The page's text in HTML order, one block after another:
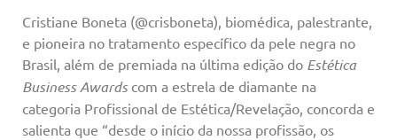
Cristiane Boneta (@crisboneta), biomédica, palestrante,
e pioneira no tratamento específico da pele negra no
Brasil, além de premiada na última edição do Estética
Business Awardscom a estrela de diamante na
categoria Profissional de Estética/Revelação, concorda e
salienta que “desde o início da nossa profissão, os